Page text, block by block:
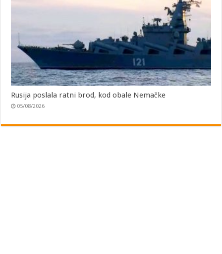
Rusija poslala ratni brod, kod obale Nemačke
05/08/2026